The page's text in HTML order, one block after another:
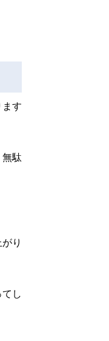
ます
無駄
り
し